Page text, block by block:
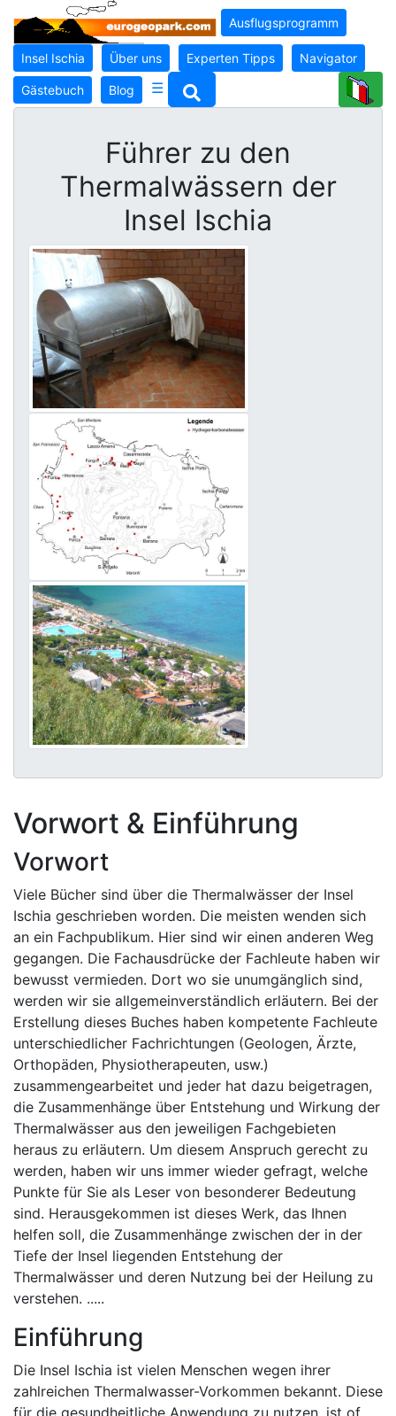
Ausflugsprogramm
Insel Ischia Über uns Experten Tipps Navigator
Gästebuch Blog ☰
Führer zu den
Thermalwässern der
Insel Ischia
Vorwort & Einführung
Vorwort
Viele Bücher sind über die Thermalwässer der Insel
Ischia geschrieben worden. Die meisten wenden sich
an ein Fachpublikum. Hier sind wir einen anderen Weg
gegangen. Die Fachausdrücke der Fachleute haben wir
bewusst vermieden. Dort wo sie unumgänglich sind,
werden wir sie allgemeinverständlich erläutern. Bei der
Erstellung dieses Buches haben kompetente Fachleute
unterschiedlicher Fachrichtungen (Geologen, Ärzte,
Orthopäden, Physiotherapeuten, usw.)
zusammengearbeitet und jeder hat dazu beigetragen,
die Zusammenhänge über Entstehung und Wirkung der
Thermalwässer aus den jeweiligen Fachgebieten
heraus zu erläutern. Um diesem Anspruch gerecht zu
werden, haben wir uns immer wieder gefragt, welche
Punkte für Sie als Leser von besonderer Bedeutung
sind. Herausgekommen ist dieses Werk, das Ihnen
helfen soll, die Zusammenhänge zwischen der in der
Tiefe der Insel liegenden Entstehung der
Thermalwässer und deren Nutzung bei der Heilung zu
verstehen. .....
Einführung
Die Insel Ischia ist vielen Menschen wegen ihrer
zahlreichen Thermalwasser-Vorkommen bekannt. Diese
für die gesundheitliche Anwendung zu nutzen, ist of